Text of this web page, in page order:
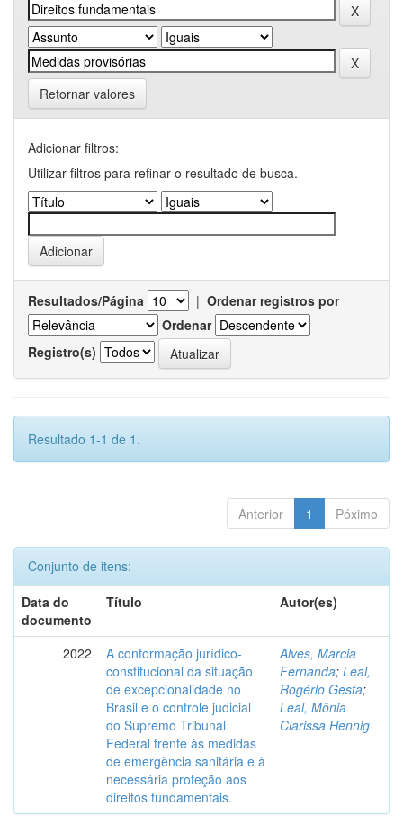
Retornar valores
Adicionar filtros:
Utilizar filtros para refinar o resultado de busca.
Resultados/Página | Ordenar registros por
Ordenar
Registro(s)
Resultado 1-1 de 1.
Anterior 1 Póximo
Conjunto de itens:
Data do
documento
Título Autor(es)
2022
A conformação jurídico-
constitucional da situação
de excepcionalidade no
Brasil e o controle judicial
do Supremo Tribunal
Federal frente às medidas
de emergência sanitária e à
necessária proteção aos
direitos fundamentais.
Alves, Marcia
Fernanda; Leal,
Rogério Gesta;
Leal, Mônia
Clarissa Hennig